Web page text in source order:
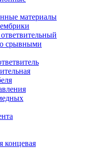
материалы
срывными
концевая